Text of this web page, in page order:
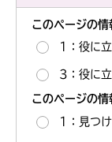
このページの
1：役に
3：役に
このページの
1：見つ